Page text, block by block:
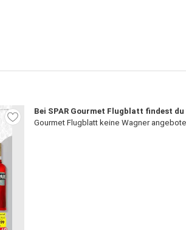
Bei SPAR Gourmet Flugblatt findest du
Gourmet Flugblatt keine Wagner